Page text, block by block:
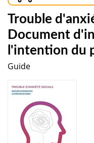
Trouble
Document
l'intention du
Guide